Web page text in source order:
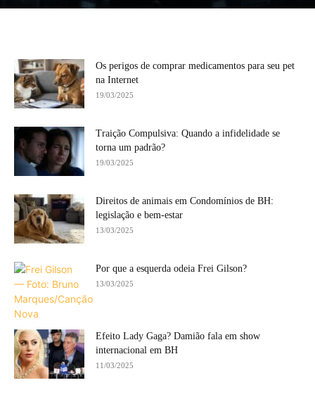
Os perigos de comprar medicamentos para seu pet
na Internet
19/03/2025
Traição Compulsiva: Quando a infidelidade se
torna um padrão?
19/03/2025
Direitos de animais em Condomínios de BH:
legislação e bem-estar
13/03/2025
Por que a esquerda odeia Frei Gilson?
13/03/2025
Efeito Lady Gaga? Damião fala em show
internacional em BH
11/03/2025